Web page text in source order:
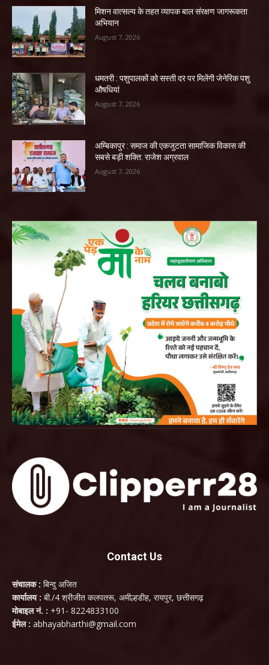
मिशन वात्सल्य के तहत व्यापक बाल संरक्षण जागरूकता
अभियान
August 7, 2026
धमतरी : पशुपालकों को सस्ती दर पर मिलेंगी जेनेरिक पशु
औषधियां
August 7, 2026
अम्बिकापुर : समाज की एकजुटता सामाजिक विकास की
सबसे बड़ी शक्ति: राजेश अग्रवाल
August 7, 2026
Contact Us
संचालक : बिन्दु अजित
कार्यालय : बी./4 श्रीजीत कलपतरू, अमील्हडीह, रायपुर, छत्तीसगढ़
मोबाइल नं. : +91- 8224833100
ईमेल : abhayabharthi@gmail.com